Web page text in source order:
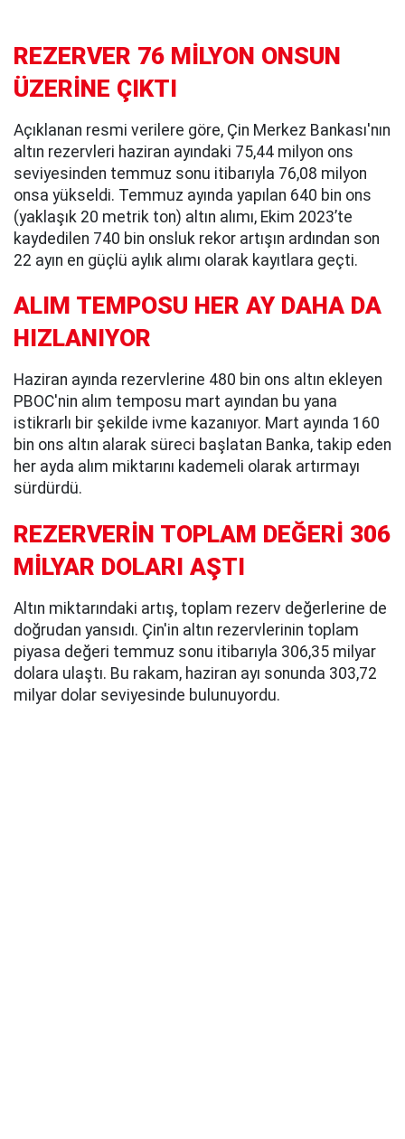
REZERVER 76 MİLYON ONSUN
ÜZERİNE ÇIKTI
Açıklanan resmi verilere göre, Çin Merkez Bankası'nın
altın rezervleri haziran ayındaki 75,44 milyon ons
seviyesinden temmuz sonu itibarıyla 76,08 milyon
onsa yükseldi. Temmuz ayında yapılan 640 bin ons
(yaklaşık 20 metrik ton) altın alımı, Ekim 2023’te
kaydedilen 740 bin onsluk rekor artışın ardından son
22 ayın en güçlü aylık alımı olarak kayıtlara geçti.
ALIM TEMPOSU HER AY DAHA DA
HIZLANIYOR
Haziran ayında rezervlerine 480 bin ons altın ekleyen
PBOC'nin alım temposu mart ayından bu yana
istikrarlı bir şekilde ivme kazanıyor. Mart ayında 160
bin ons altın alarak süreci başlatan Banka, takip eden
her ayda alım miktarını kademeli olarak artırmayı
sürdürdü.
REZERVERİN TOPLAM DEĞERİ 306
MİLYAR DOLARI AŞTI
Altın miktarındaki artış, toplam rezerv değerlerine de
doğrudan yansıdı. Çin'in altın rezervlerinin toplam
piyasa değeri temmuz sonu itibarıyla 306,35 milyar
dolara ulaştı. Bu rakam, haziran ayı sonunda 303,72
milyar dolar seviyesinde bulunuyordu.